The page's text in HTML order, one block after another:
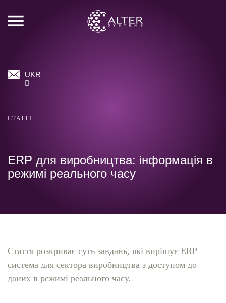
UKR
СТАТТІ
ERP для виробництва: інформація в
режимі реального часу
Стаття розкриває суть завдань, які вирішує ERP
система для сектора виробництва з доступом до
даних в режимі реального часу.